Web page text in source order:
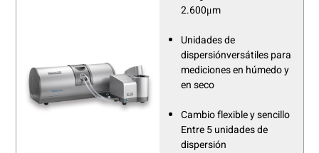
2.600μm
Unidades de
dispersiónversátilespara
mediciones en húmedo y
en seco
Cambio flexible y sencillo
Entre 5 unidades de
dispersión